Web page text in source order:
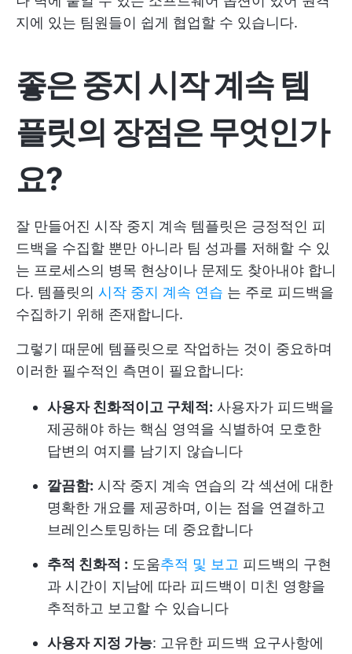
지에 있는 팀원들이 쉽게 협업할 수 있습니다.
좋은 중지 시작 계속 템
플릿의 장점은 무엇인가
요?
잘 만들어진 시작 중지 계속 템플릿은 긍정적인 피
드백을 수집할 뿐만 아니라 팀 성과를 저해할 수 있
는 프로세스의 병목 현상이나 문제도 찾아내야 합니
다. 템플릿의 시작 중지 계속 연습 는 주로 피드백을
수집하기 위해 존재합니다.
그렇기 때문에 템플릿으로 작업하는 것이 중요하며
이러한 필수적인 측면이 필요합니다:
사용자 친화적이고 구체적: 사용자가 피드백을
제공해야 하는 핵심 영역을 식별하여 모호한
답변의 여지를 남기지 않습니다
깔끔함: 시작 중지 계속 연습의 각 섹션에 대한
명확한 개요를 제공하며, 이는 점을 연결하고
브레인스토밍하는 데 중요합니다
추적 친화적 : 도움추적 및 보고 피드백의 구현
과 시간이 지남에 따라 피드백이 미친 영향을
추적하고 보고할 수 있습니다
사용자 지정 가능: 고유한 피드백 요구사항에